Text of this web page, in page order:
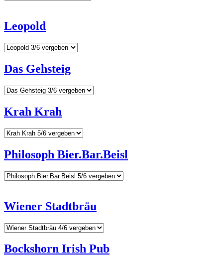
Leopold
Das Gehsteig
Krah Krah
Philosoph Bier.Bar.Beisl
Wiener Stadtbräu
Bockshorn Irish Pub